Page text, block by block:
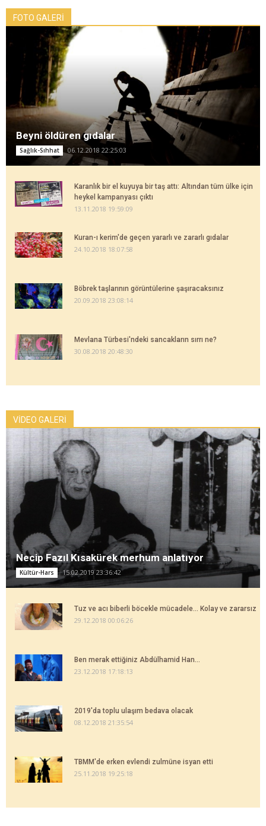
FOTO GALERİ
Beyni öldüren gıdalar
Sağlık-Sıhhat 06.12.2018 22:25:03
Karanlık bir el kuyuya bir taş attı: Altından tüm ülke için
heykel kampanyası çıktı
13.11.2018 19:59:09
Kuran-ı kerim'de geçen yararlı ve zararlı gıdalar
24.10.2018 18:07:58
Böbrek taşlarının görüntülerine şaşıracaksınız
20.09.2018 23:08:14
Mevlana Türbesi'ndeki sancakların sırrı ne?
30.08.2018 20:48:30
VİDEO GALERİ
Necip Fazıl Kısakürek merhum anlatıyor
Kültür-Hars 15.02.2019 23:36:42
Tuz ve acı biberli böcekle mücadele... Kolay ve zararsız
29.12.2018 00:06:26
Ben merak ettiğiniz Abdülhamid Han...
23.12.2018 17:18:13
2019'da toplu ulaşım bedava olacak
08.12.2018 21:35:54
TBMM'de erken evlendi zulmüne isyan etti
25.11.2018 19:25:18